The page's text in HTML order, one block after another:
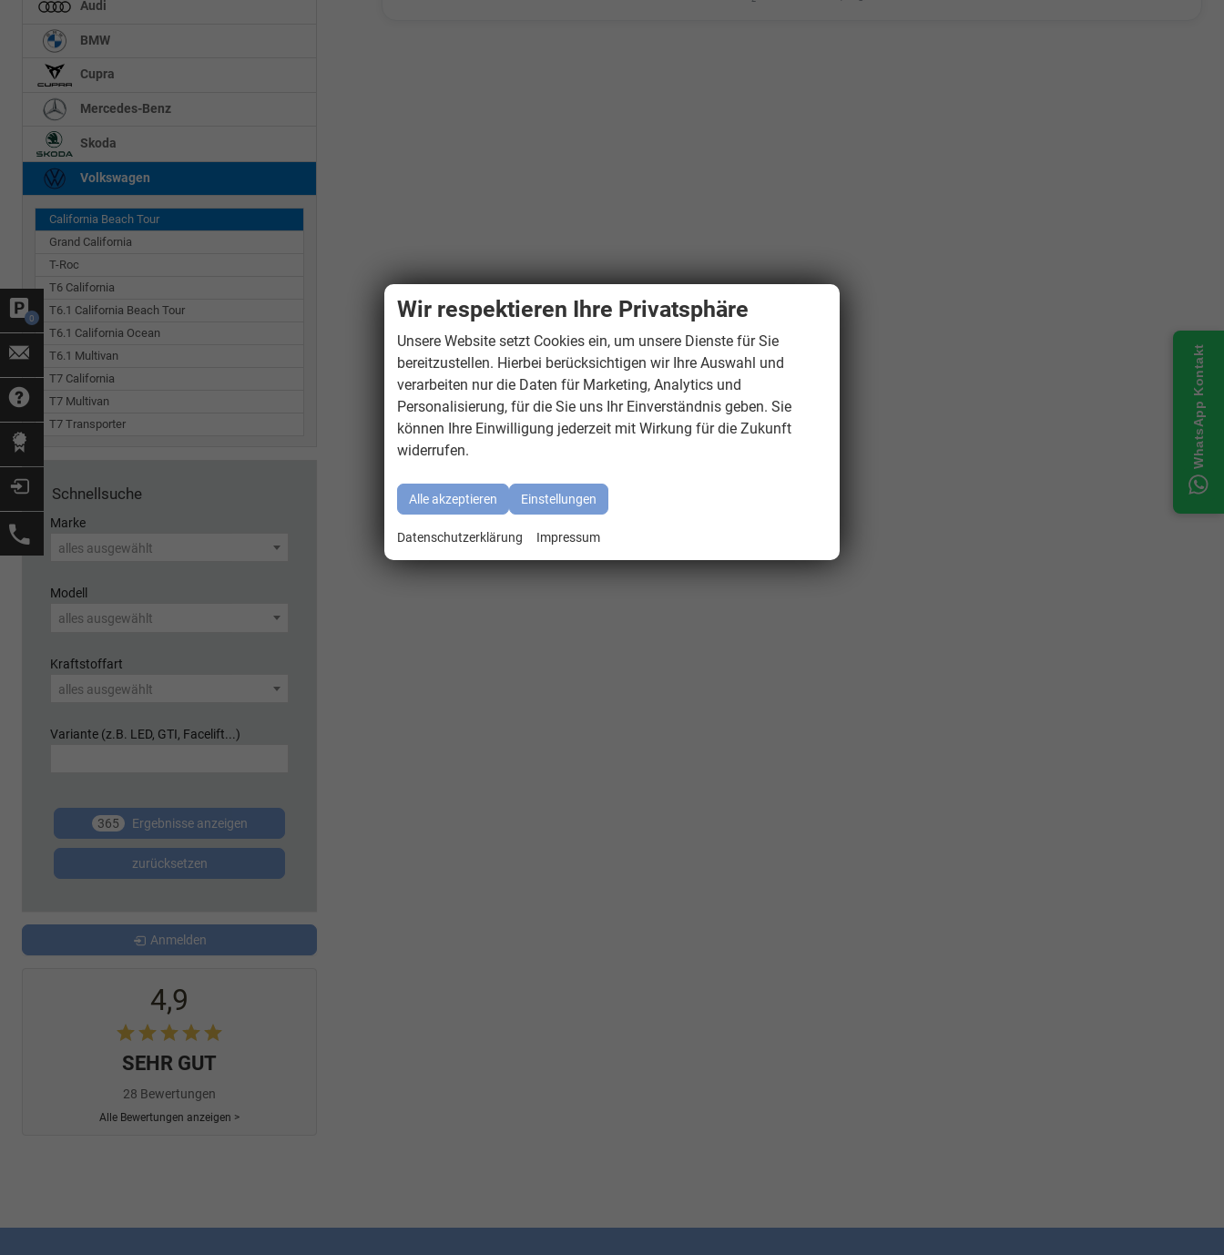
0
Audi
BMW
Cupra
Mercedes-Benz
Skoda
Volkswagen
California Beach Tour
Grand California
T-Roc
T6 California
T6.1 California Beach Tour
T6.1 California Ocean
T6.1 Multivan
T7 California
T7 Multivan
T7 Transporter
Schnellsuche
Marke
alles ausgewählt
Modell
alles ausgewählt
Kraftstoffart
alles ausgewählt
Variante (z.B. LED, GTI, Facelift...)
365 Ergebnisse anzeigen
zurücksetzen
Anmelden
4,9
SEHR GUT
28 Bewertungen
Alle Bewertungen anzeigen >
WhatsApp Kontakt
Wir respektieren Ihre Privatsphäre
Unsere Website setzt Cookies ein, um unsere Dienste für Sie
bereitzustellen. Hierbei berücksichtigen wir Ihre Auswahl und
verarbeiten nur die Daten für Marketing, Analytics und
Personalisierung, für die Sie uns Ihr Einverständnis geben. Sie
können Ihre Einwilligung jederzeit mit Wirkung für die Zukunft
widerrufen.
Alle akzeptieren Einstellungen
Datenschutzerklärung Impressum